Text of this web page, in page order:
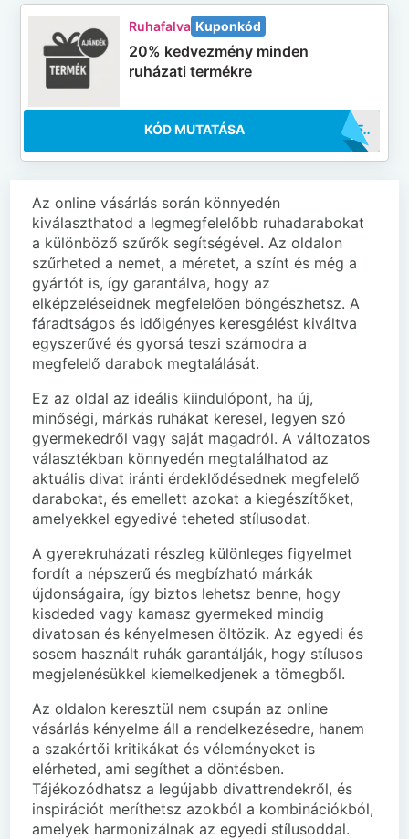
Ruhafalva Kuponkód
20% kedvezmény minden
ruházati termékre
KÓD MUTATÁSA ..DD25
Az online vásárlás során könnyedén
kiválaszthatod a legmegfelelőbb ruhadarabokat
a különböző szűrők segítségével. Az oldalon
szűrheted a nemet, a méretet, a színt és még a
gyártót is, így garantálva, hogy az
elképzeléseidnek megfelelően böngészhetsz. A
fáradtságos és időigényes keresgélést kiváltva
egyszerűvé és gyorsá teszi számodra a
megfelelő darabok megtalálását.
Ez az oldal az ideális kiindulópont, ha új,
minőségi, márkás ruhákat keresel, legyen szó
gyermekedről vagy saját magadról. A változatos
választékban könnyedén megtalálhatod az
aktuális divat iránti érdeklődésednek megfelelő
darabokat, és emellett azokat a kiegészítőket,
amelyekkel egyedivé teheted stílusodat.
A gyerekruházati részleg különleges figyelmet
fordít a népszerű és megbízható márkák
újdonságaira, így biztos lehetsz benne, hogy
kisdeded vagy kamasz gyermeked mindig
divatosan és kényelmesen öltözik. Az egyedi és
sosem használt ruhák garantálják, hogy stílusos
megjelenésükkel kiemelkedjenek a tömegből.
Az oldalon keresztül nem csupán az online
vásárlás kényelme áll a rendelkezésedre, hanem
a szakértői kritikákat és véleményeket is
elérheted, ami segíthet a döntésben.
Tájékozódhatsz a legújabb divattrendekről, és
inspirációt meríthetsz azokból a kombinációkból,
amelyek harmonizálnak az egyedi stílusoddal.